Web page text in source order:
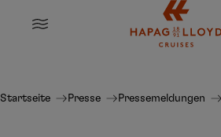
Springe zum Hauptinhalt
MENU
Startseite Presse Pressemeldungen